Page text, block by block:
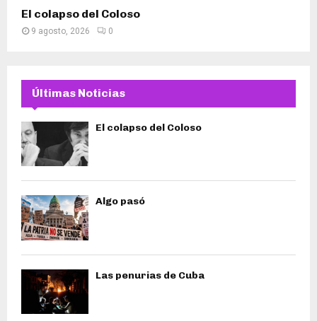
El colapso del Coloso
9 agosto, 2026 0
Últimas Noticias
El colapso del Coloso
Algo pasó
Las penurias de Cuba